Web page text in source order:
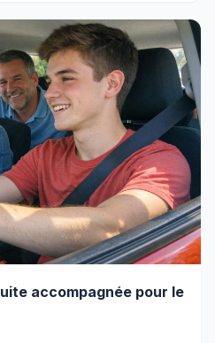
accompagnée pour le